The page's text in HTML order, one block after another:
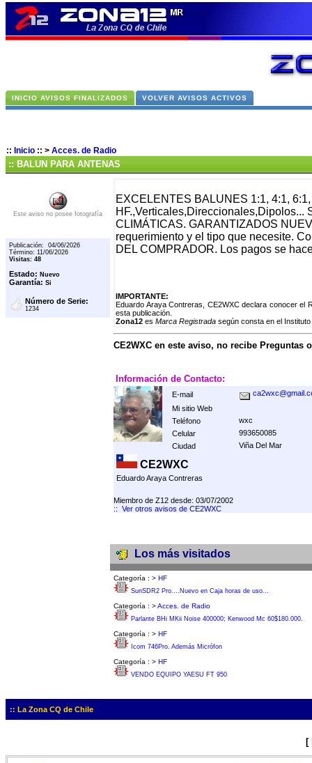
INICIO AVISOS FINALIZADOS VOLVER AVISOS ACTIVOS
:: Inicio :: > Acces. de Radio
:: BALUN PARA ANTENAS
Este aviso no posee fotografía
Publicación: 04/06/2026
Término: 11/06/2026
Visitas: 48
Estado: Nuevo
Garantía: Si
Número de Serie:
1234
EXCELENTES BALUNES 1:1, 4:1,
CLIMÁTICAS. GARANTIZADOS
requerimiento y el tipo que necesite.
DEL COMPRADOR. Los pagos se
IMPORTANTE:
Eduardo Araya Contreras, CE2WXC declara conocer el
esta publicación.
Zona12 es Marca Registrada según consta en el
CE2WXC en este aviso, no recibe Preguntas
Información de Contacto:
E-mail
Mi sitio Web
Teléfono
wxc
Celular
993650085
Ciudad
Viña Del Mar
CE2WXC
Eduardo Araya Contreras
Miembro de Z12 desde: 03/07/2002
:: Ver otros avisos de CE2WXC
Los más visitados
Categoría : > HF
SunSDR2 Pro....Nuevo en Caja horas de uso...
Categoría : >Acces. de Radio
Parlante BHi MKii Noise 400000; Kenwood Mc 60$180.000.
Categoría : > HF
Icom 746Pro. Además Micrófon
Categoría : > HF
VENDO EQUIPO YAESU FT 950
:: La Zona CQ de Chile
[